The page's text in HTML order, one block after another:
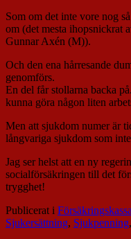
Som om det inte vore nog
om (det mesta ihopsnickrat
Gunnar Axén (M)).
Och den ena hårresande
genomförs.
En del får stollarna backa
kunna göra någon liten
Men att sjukdom numer är
långvariga sjukdom som
Jag ser helst att en ny
socialförsäkringen till det
trygghet!
Publicerat i
Sjukersättning, Sjukpenning,